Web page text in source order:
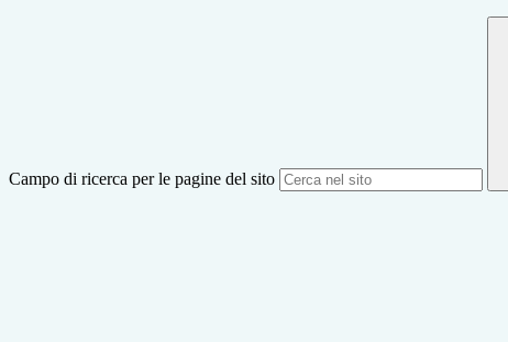
Campo di ricerca per le pagine del sito